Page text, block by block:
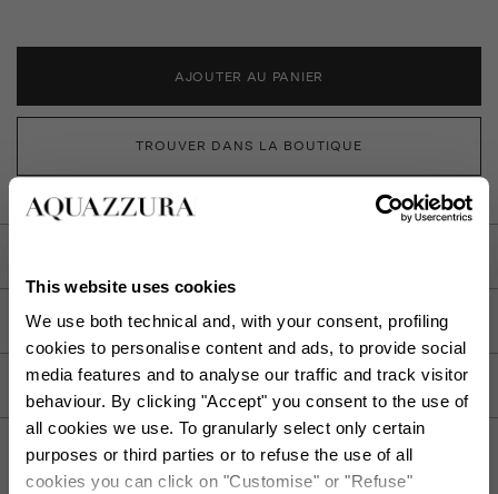
This website uses cookies
We use both technical and, with your consent, profiling
cookies to personalise content and ads, to provide social
media features and to analyse our traffic and track visitor
behaviour. By clicking "Accept" you consent to the use of
all cookies we use. To granularly select only certain
purposes or third parties or to refuse the use of all
cookies you can click on "Customise" or "Refuse"
AJOUTER AU PANIER
TROUVER DANS LA BOUTIQUE
DÉTAIL
SOIN